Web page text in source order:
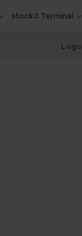
stock3 Terminal
Logo